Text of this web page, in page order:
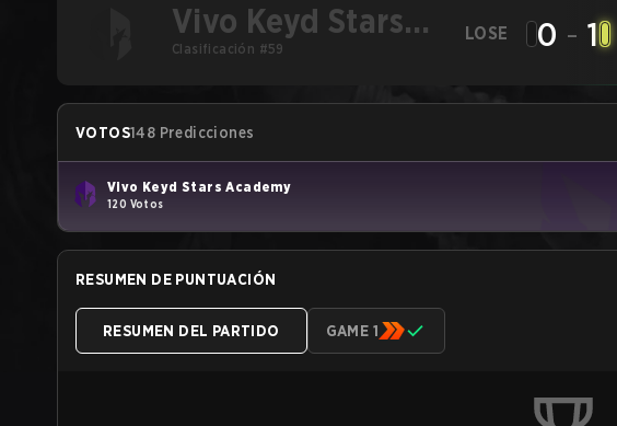
Vivo Keyd Stars
Academy
Clasificación #59
LOSE 0 - 1
VOTOS148 Predicciones
Vivo Keyd Stars Academy
120 Votos
RESUMEN DE PUNTUACIÓN
RESUMEN DEL PARTIDO GAME 1